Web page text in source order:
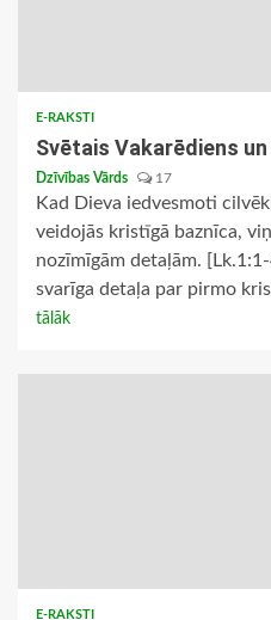
E-RAKSTI
Svētais Vakarēdiens
Dzīvības Vārds 17
Kad Dieva iedvesmoti
veidojās kristīgā baznīca,
nozīmīgām detaļām.
svarīga detaļa par pirmo
tālāk
E-RAKSTI